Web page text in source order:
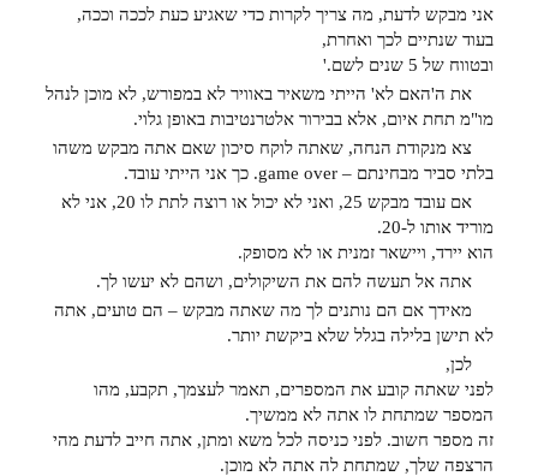
אני מבקש לדעת, מה צריך לקרות כדי שאגיע כעת לככה וככה,
בעוד שנתיים לכך ואחרת,
ובטווח של 5 שנים לשם.'
את ה'האם לא' הייתי משאיר באוויר לא במפורש, לא מוכן לנהל
מו"מ תחת איום, אלא בבירור אלטרנטיבות באופן גלוי.
צא מנקודת הנחה, שאתה לוקח סיכון שאם אתה מבקש משהו
בלתי סביר מבחינתם – game over. כך אני הייתי עובד.
אם עובד מבקש 25, ואני לא יכול או רוצה לתת לו 20, אני לא
מוריד אותו ל-20.
הוא יירד, ויישאר זמנית או לא מסופק.
אתה אל תעשה להם את השיקולים, ושהם לא יעשו לך.
מאידך אם הם נותנים לך מה שאתה מבקש – הם טועים, אתה
לא תישן בלילה בגלל שלא ביקשת יותר.
לכן,
לפני שאתה קובע את המספרים, תאמר לעצמך, תקבע, מהו
המספר שמתחת לו אתה לא ממשיך.
זה מספר חשוב. לפני כניסה לכל משא ומתן, אתה חייב לדעת מהי
הרצפה שלך, שמתחת לה אתה לא מוכן.